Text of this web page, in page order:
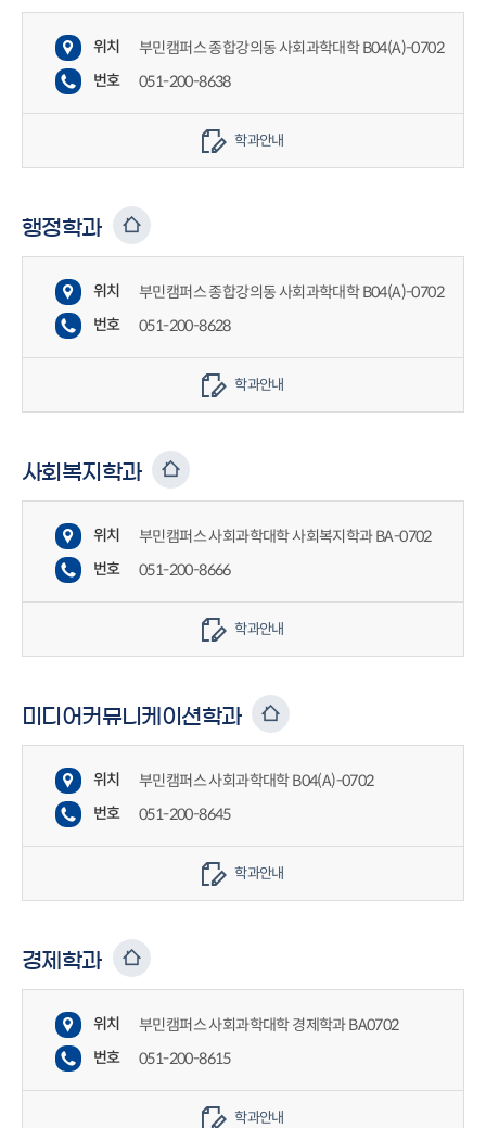
위치
부민캠퍼스 종합강의동 사회과학대학 B04(A)-0702
번호
051-200-8638
학과안내
행정학과
위치
부민캠퍼스 종합강의동 사회과학대학 B04(A)-0702
번호
051-200-8628
학과안내
사회복지학과
위치
부민캠퍼스 사회과학대학 사회복지학과 BA-0702
번호
051-200-8666
학과안내
미디어커뮤니케이션학과
위치
부민캠퍼스 사회과학대학 B04(A)-0702
번호
051-200-8645
학과안내
경제학과
위치
부민캠퍼스 사회과학대학 경제학과 BA0702
번호
051-200-8615
학과안내